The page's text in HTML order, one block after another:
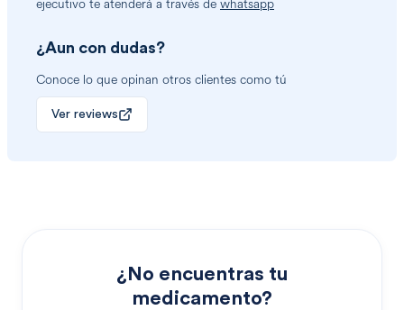
ejecutivo te atenderá a través de whatsapp
¿Aun con dudas?
Conoce lo que opinan otros clientes como tú
Ver reviews
¿No encuentras tu
medicamento?